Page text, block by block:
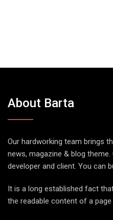
About Barta
Our hardworking team brings
news, magazine & blog
developer and client. You can
It is a long established fact
the readable content of a